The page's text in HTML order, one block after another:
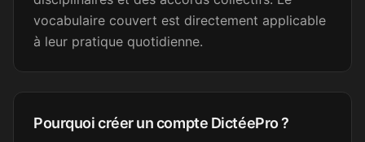
SB
Secrétaire médicale
Merci beaucoup !
Secrétaire médicale
vocabulaire couvert est directement applicable
à leur pratique quotidienne.
Pourquoi créer un compte DictéePro ?